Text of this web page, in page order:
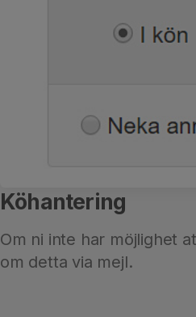
Köhantering
Om ni inte har möjlighet
om detta via mejl.